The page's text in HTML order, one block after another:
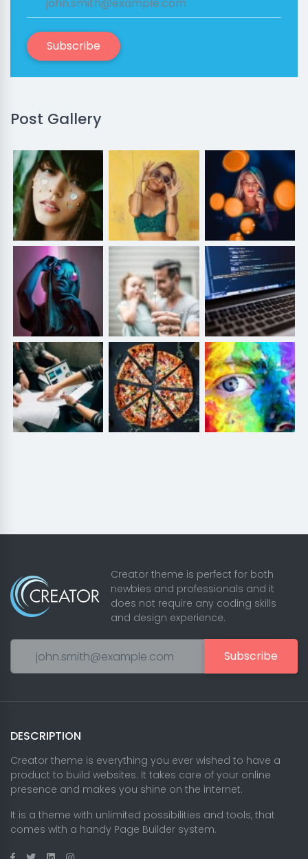
Subscribe
Post Gallery
Creator theme is perfect for both
newbies and professionals and it
does not require any coding skills
and design experience.
Subscribe
DESCRIPTION
Creator theme is everything you ever wished to have a
product to build websites. It takes care of your online
presence and makes you shine on the internet.
It is a theme with unlimited possibilities and tools, that
comes with a handy Page Builder system.